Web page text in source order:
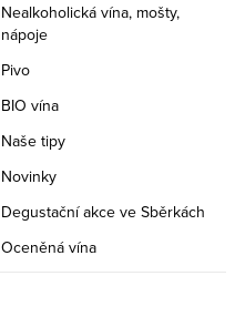
Nealkoholická vína, mošty,
nápoje
Pivo
BIO vína
Naše tipy
Novinky
Degustační akce ve Sběrkách
Oceněná vína